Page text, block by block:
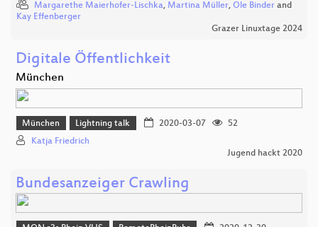
Margarethe Maierhofer-Lischka, Martina Müller, Ole Binder and
Kay Effenberger
Grazer Linuxtage 2024
Digitale Öffentlichkeit
München
München Lightning talk 2020-03-07
52
Katja Friedrich
Jugend hackt 2020
Bundesanzeiger Crawling